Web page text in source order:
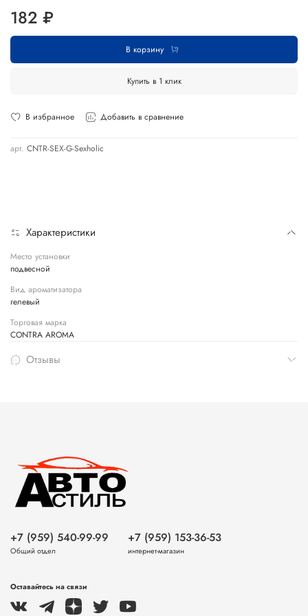
В избранное Добавить в сравнение
арт. CNTR-SEX-G-Sexholic
182 ₽
В корзину
Купить в 1 клик
Характеристики
Место установки
подвесной
Вид ароматизатора
гелевый
Торговая марка
CONTRA AROMA
Отзывы
+7 (959) 540-99-99
Общий отдел
+7 (959) 153-36-53
интернет-магазин
Оставайтесь на связи